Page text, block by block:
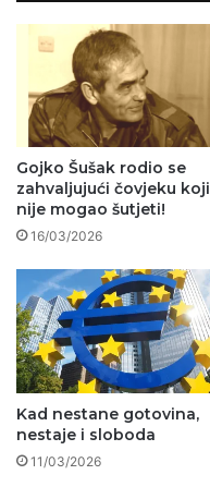
Gojko Šušak rodio se
zahvaljujući čovjeku koji
nije mogao šutjeti!
16/03/2026
Kad nestane gotovina,
nestaje i sloboda
11/03/2026